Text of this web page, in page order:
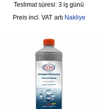
Teslimat süresi: 3 iş günü
incl. VAT artı Nakliye